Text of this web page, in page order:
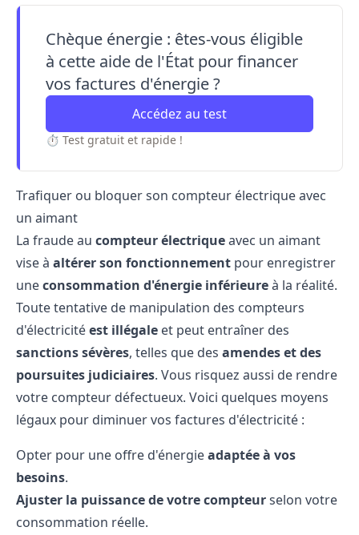
Chèque énergie : êtes-vous éligible
à cette aide de l'État pour financer
vos factures d'énergie ?
Accédez au test
⏱ Test gratuit et rapide !
Trafiquer ou bloquer son compteur électrique avec
un aimant
La fraude au compteur électriqueavec un aimant
vise à altérer son fonctionnement pour enregistrer
uneconsommation d'énergie inférieureà la réalité.
Toute tentative de manipulation des compteurs
d'électricitéest illégale et peut entraîner des
sanctions sévères, telles que des amendes et des
poursuites judiciaires. Vous risquez aussi de rendre
votre compteur défectueux. Voici quelques moyens
légaux pour diminuer vos factures d'électricité :
Opter pour une offre d'énergieadaptée à vos
besoins.
Ajuster la puissance de votre compteurselon votre
consommation réelle.